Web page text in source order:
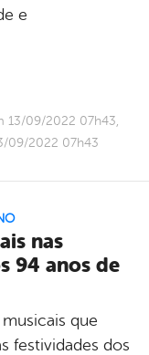
e
13/09/2022 07h43,
09/2022 07h43
nas
94 anos de
que
festividades dos